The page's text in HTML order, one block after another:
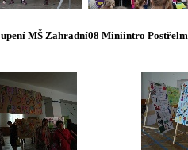
MŠ Zahradní08 Miniintro